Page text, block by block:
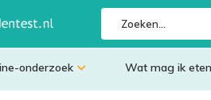
onderzoek Wat mag ik